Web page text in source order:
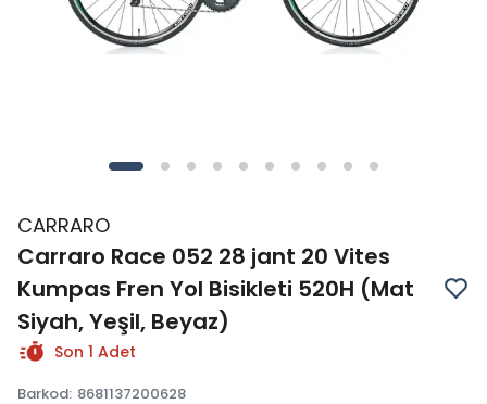
CARRARO
Carraro Race 052 28 jant 20 Vites
Kumpas Fren Yol Bisikleti 520H (Mat
Siyah, Yeşil, Beyaz)
Son 1 Adet
Barkod: 8681137200628